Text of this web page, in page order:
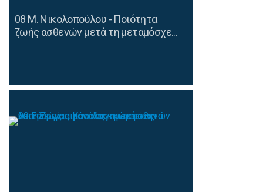
08 Μ. Νικολοπούλου - Ποιότητα
ζωής ασθενών μετά τη μεταμόσχε...